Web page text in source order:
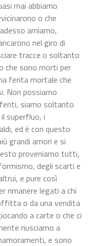
mai abbiamo
o che
amiamo,
nel giro di
tracce o soltanto
che sono morti per
ferita mortale che
Non possiamo
siamo soltanto
superfluo, i
ed è con questo
grandi amori e si
proveniamo tutti,
degli scarti e
e pure così
rimanere legati a chi
o da una vendita
a carte o che ci
riusciamo a
e sono